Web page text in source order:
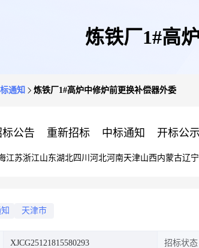
炼铁厂1#高
通知 炼铁厂1#高炉中修炉前更换补偿器外委
标公告 重新招标 中标通知 开标公示
江苏浙江山东湖北四川 河北河南天津山西内蒙古辽宁
天津市
XJCG25121815580293 招标状态